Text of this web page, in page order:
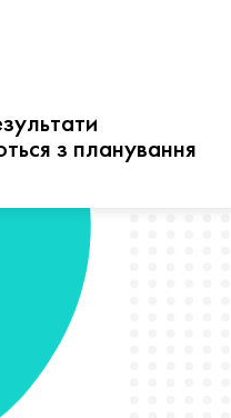
з планування